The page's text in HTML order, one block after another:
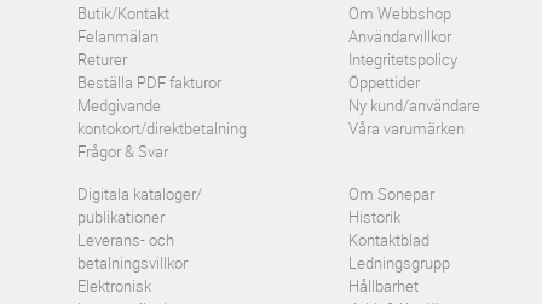
Butik/Kontakt
Felanmälan
Returer
Beställa PDF fakturor
Medgivande
kontokort/direktbetalning
Frågor & Svar
Om Webbshop
Användarvillkor
Integritetspolicy
Öppettider
Ny kund/användare
Våra varumärken
Digitala kataloger/
publikationer
Leverans- och
betalningsvillkor
Elektronisk
Om Sonepar
Historik
Kontaktblad
Ledningsgrupp
Hållbarhet